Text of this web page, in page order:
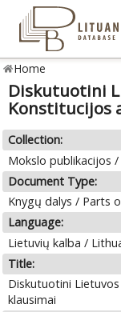
Home
Diskutuotini
Konstitucijos
Collection:
Mokslo publikacijos
Document Type:
Knygų dalys / Parts
Language:
Lietuvių kalba /
Title:
Diskutuotini
klausimai